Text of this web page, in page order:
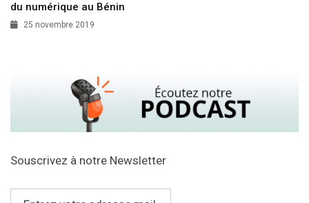
du numérique au Bénin
25 novembre 2019
Souscrivez à notre Newsletter